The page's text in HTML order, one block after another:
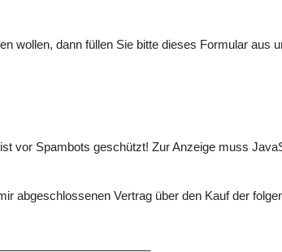
wollen, dann füllen Sie bitte dieses Formular aus
vor Spambots geschützt! Zur Anzeige muss
abgeschlossenen Vertrag über den Kauf der